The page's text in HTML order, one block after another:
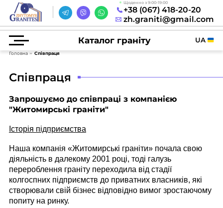
Щоденно з 9:00-19:00
+38 (067) 418-20-20
zh.graniti@gmail.com
UA
Каталог граніту
Головна Співпраця
Співпраця
Запрошуємо до співпраці з компанією
"Житомирські граніти"
Історія підприємства
Наша компанія «Житомирські граніти» почала свою
діяльність в далекому 2001 році, тоді галузь
перероблення граніту переходила від стадії
колгоспних підприємств до приватних власників, які
створювали свій бізнес відповідно вимог зростаючому
попиту на ринку.